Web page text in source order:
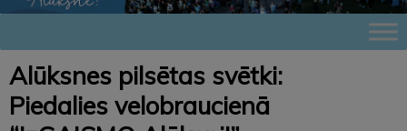
Alūksnes pilsētas svētki:
Piedalies velobraucienā